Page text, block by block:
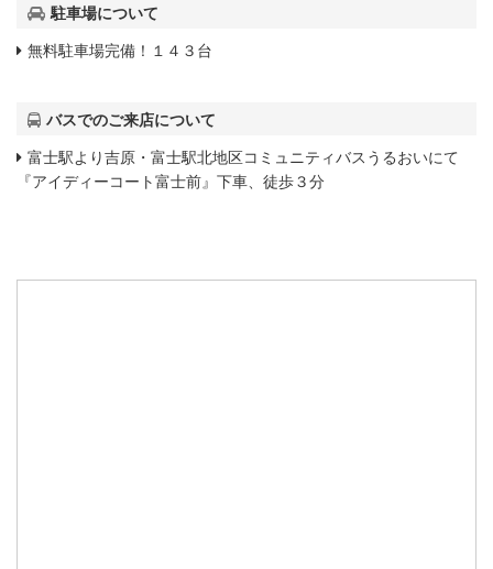
駐車場について
無料駐車場完備！１４３台
バスでのご来店について
富士駅より吉原・富士駅北地区コミュニティバスうるおいにて
『アイディーコート富士前』下車、徒歩３分